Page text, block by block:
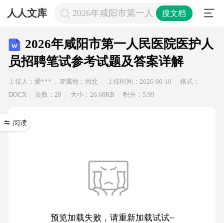
人人文库 2026年咸阳市第一人民医院医护人员
搜文档
2026年咸阳市第一人民医院医护人
员招聘笔试参考试题及答案详解
上传人：爱*** IP属地：河北 上传时间：2026-06-10
格式：
DOCX
页数：28 大小：26.68KB 积分：5.99
阅读
预览加载失败，请重新加载试试~